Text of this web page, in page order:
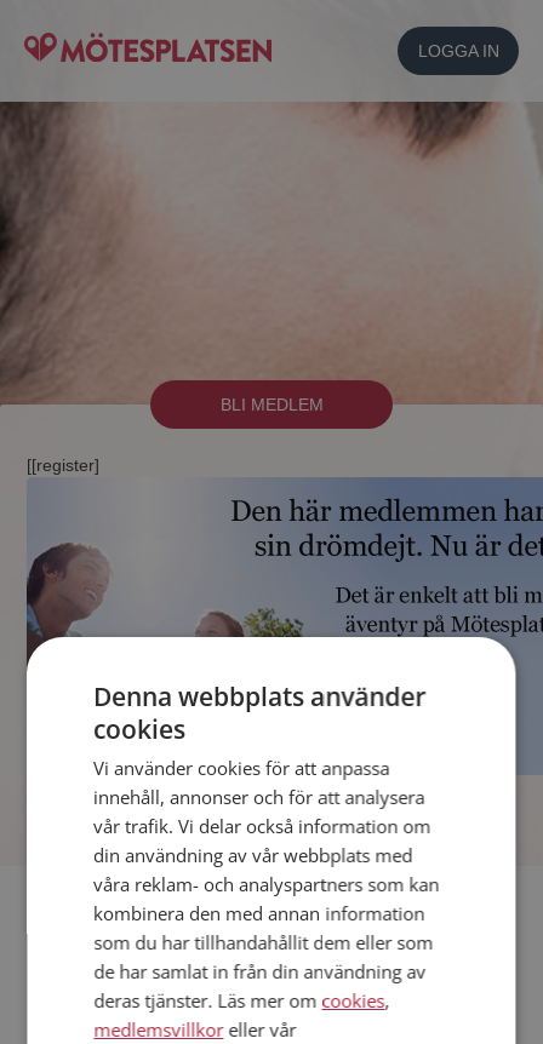
LOGGA IN
BLI MEDLEM
[[register]
Fler singlar
Andra singlar från Stockholm
Dejta män i Sverige
Dejta kvinnor i Sverige
Denna webbplats använder
cookies
Vi använder cookies för att anpassa
innehåll, annonser och för att analysera
vår trafik. Vi delar också information om
din användning av vår webbplats med
våra reklam- och analyspartners som kan
kombinera den med annan information
som du har tillhandahållit dem eller som
de har samlat in från din användning av
deras tjänster. Läs mer om cookies,
medlemsvillkoreller vår